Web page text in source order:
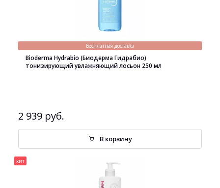
Бесплатная доставка
Bioderma Hydrabio (Биодерма Гидрабио)
тонизирующий увлажняющий лосьон 250 мл
2 939 руб.
В корзину
хит